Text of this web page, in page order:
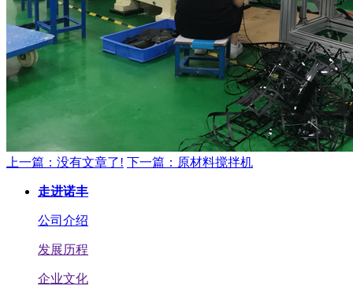
上一篇：没有文章了! 下一篇：原材料搅拌机
走进诺丰
公司介绍
发展历程
企业文化